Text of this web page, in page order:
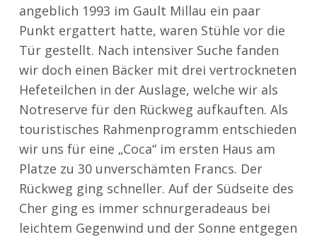
angeblich 1993 im Gault Millau ein paar
Punkt ergattert hatte, waren Stühle vor die
Tür gestellt. Nach intensiver Suche fanden
wir doch einen Bäcker mit drei vertrockneten
Hefeteilchen in der Auslage, welche wir als
Notreserve für den Rückweg aufkauften. Als
touristisches Rahmenprogramm entschieden
wir uns für eine „Coca“ im ersten Haus am
Platze zu 30 unverschämten Francs. Der
Rückweg ging schneller. Auf der Südseite des
Cher ging es immer schnurgeradeaus bei
leichtem Gegenwind und der Sonne entgegen